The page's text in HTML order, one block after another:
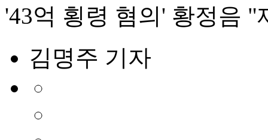
'43억 횡령 혐의' 황정음
김명주 기자